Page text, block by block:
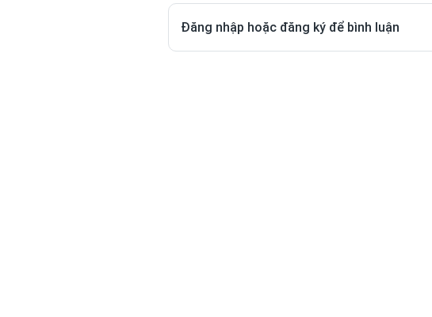
Đăng nhập hoặc đăng ký để bình luận